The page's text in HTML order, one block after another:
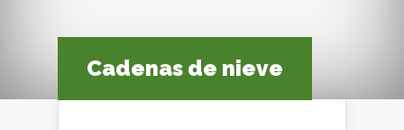
Cadenas de nieve